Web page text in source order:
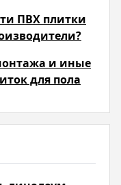
ПВХ плитки
и иные
для пола